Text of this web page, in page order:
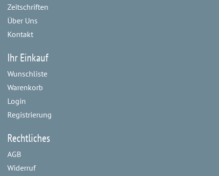
Zeitschriften
Über Uns
Kontakt
Ihr Einkauf
Wunschliste
Warenkorb
Login
Registrierung
Rechtliches
AGB
Widerruf